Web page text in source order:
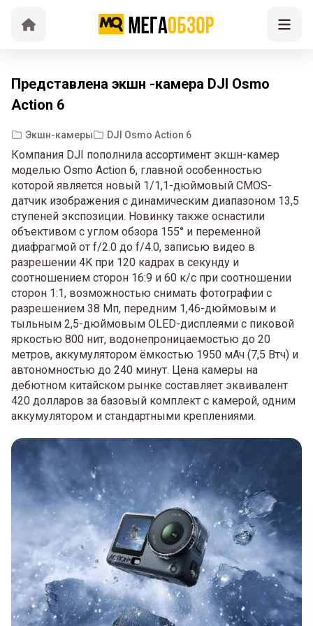
Представлена экшн -камера DJI Osmo
Action 6
Экшн-камеры DJI Osmo Action 6
Компания DJI пополнила ассортимент экшн-камер
моделью Osmo Action 6, главной особенностью
которой является новый 1/1,1-дюймовый CMOS-
датчик изображения с динамическим диапазоном 13,5
ступеней экспозиции. Новинку также оснастили
объективом с углом обзора 155° и переменной
диафрагмой от f/2.0 до f/4.0, записью видео в
разрешении 4K при 120 кадрах в секунду и
соотношением сторон 16:9 и 60 к/с при соотношении
сторон 1:1, возможностью снимать фотографии с
разрешением 38 Мп, передним 1,46-дюймовым и
тыльным 2,5-дюймовым OLED-дисплеями с пиковой
яркостью 800 нит, водонепроницаемостью до 20
метров, аккумулятором ёмкостью 1950 мАч (7,5 Втч) и
автономностью до 240 минут. Цена камеры на
дебютном китайском рынке составляет эквивалент
420 долларов за базовый комплект с камерой, одним
аккумулятором и стандартными креплениями.